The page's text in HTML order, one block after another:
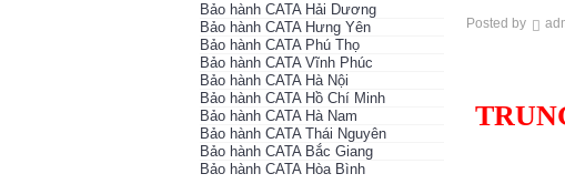
Bảo hành CATA Hải Dương
Bảo hành CATA Hưng Yên
Bảo hành CATA Phú Thọ
Bảo hành CATA Vĩnh Phúc
Bảo hành CATA Hà Nội
Bảo hành CATA Hồ Chí Minh
Bảo hành CATA Hà Nam
Bảo hành CATA Thái Nguyên
Bảo hành CATA Bắc Giang
Bảo hành CATA Hòa Bình
Posted by